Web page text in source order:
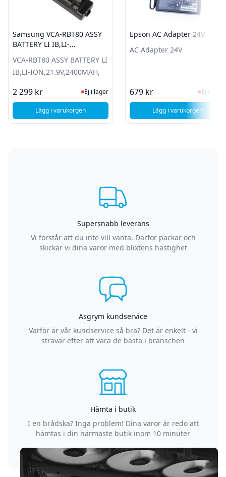
Samsung VCA-RBT80 ASSY
BATTERY LI IB,LI-
VCA-RBT80 ASSY BATTERY LI
IB,LI-ION,21.9V,2400MAH,
2 299 kr Ej i lager, besök produktsidan för
Ej i lager
Lägg i varukorgen, Samsung VCA-RBT80 ASSY BATTERY LI IB,LI-
Epson AC Adapter 24V
AC Adapter 24V
679 kr Ej i
Ej i lager
Lägg i varukorgen
, Epson AC
Supersnabb leverans
Vi förstår att du inte vill vänta. Därför packar och
skickar vi dina varor med blixtens hastighet
Asgrym kundservice
Varför är vår kundservice så bra? Det är enkelt - vi
strävar efter att vara de bästa i branschen
Hämta i butik
I en brådska? Inga problem! Dina varor är redo att
hämtas i din närmaste butik inom 10 minuter